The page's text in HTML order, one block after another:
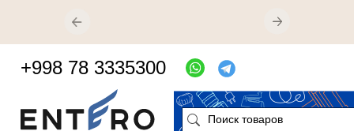
+998 78 3335300